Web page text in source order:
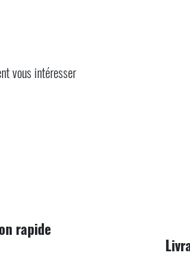
vous intéresser
rapide